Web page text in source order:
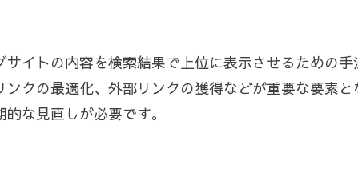
イトの内容を検索結果で上位に表示させるための手
クの最適化、外部リンクの獲得などが重要な要素と
な見直しが必要です。